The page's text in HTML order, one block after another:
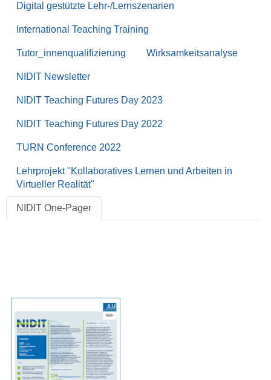
Digital gestützte Lehr-/Lernszenarien
International Teaching Training
Tutor_innenqualifizierung Wirksamkeitsanalyse
NIDIT Newsletter
NIDIT Teaching Futures Day 2023
NIDIT Teaching Futures Day 2022
TURN Conference 2022
Lehrprojekt "Kollaboratives Lernen und Arbeiten in
Virtueller Realität"
NIDIT One-Pager